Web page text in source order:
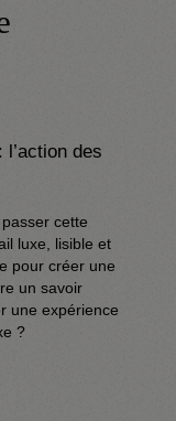
des
cette
luxe, lisible et
pour créer une
un savoir
une expérience
?